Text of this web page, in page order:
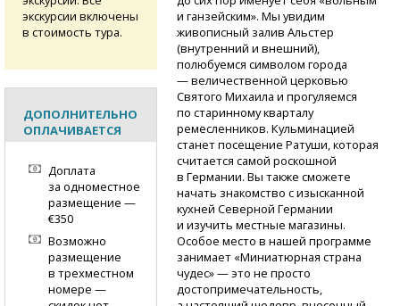
и ганзейским». Мы увидим
живописный залив Альстер
(внутренний и внешний),
полюбуемся символом города
— величественной церковью
Святого Михаила и прогуляемся
по старинному кварталу
ремесленников. Кульминацией
станет посещение Ратуши, которая
считается самой роскошной
в Германии. Вы также сможете
начать знакомство с изысканной
кухней Северной Германии
и изучить местные магазины.
Особое место в нашей программе
занимает «Миниатюрная страна
чудес» — это не просто
достопримечательность,
экскурсии включены
в стоимость тура.
ДОПОЛНИТЕЛЬНО
ОПЛАЧИВАЕТСЯ
Доплата
за одноместное
размещение —
€350
Возможно
размещение
в трехместном
номере —